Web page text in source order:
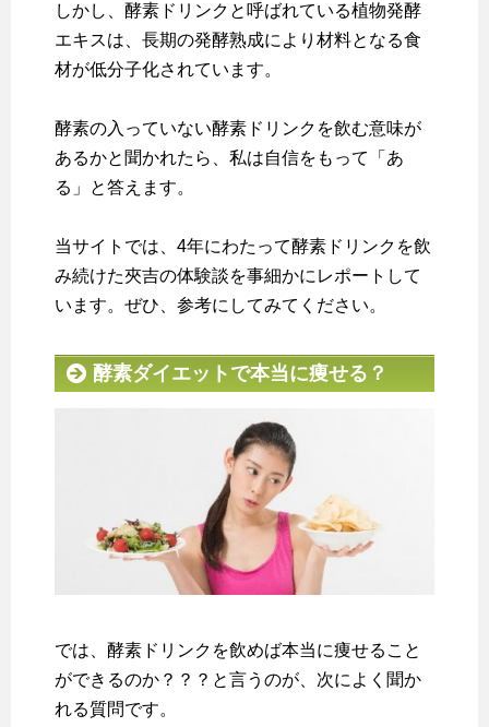
しかし、酵素ドリンクと呼ばれている植物発酵
エキスは、長期の発酵熟成により材料となる食
材が低分子化されています。
酵素の入っていない酵素ドリンクを飲む意味が
あるかと聞かれたら、私は自信をもって「あ
る」と答えます。
当サイトでは、4年にわたって酵素ドリンクを飲
み続けた夾吉の体験談を事細かにレポートして
います。ぜひ、参考にしてみてください。
酵素ダイエットで本当に痩せる？
では、酵素ドリンクを飲めば本当に痩せること
ができるのか？？？と言うのが、次によく聞か
れる質問です。